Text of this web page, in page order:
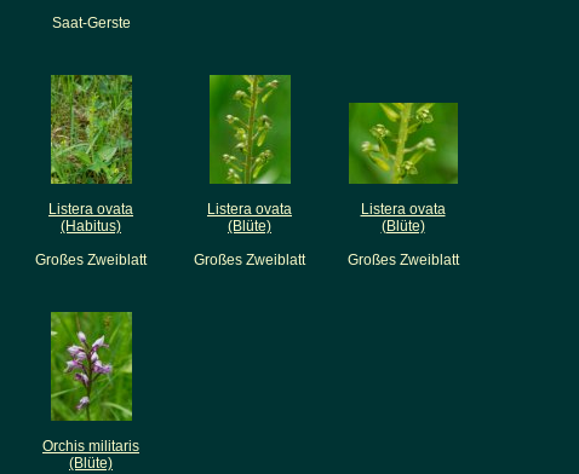
Saat-Gerste
Listera ovata
(Habitus)
Großes Zweiblatt
Listera ovata
(Blüte)
Großes Zweiblatt
Listera ovata
(Blüte)
Großes Zweiblatt
Orchis militaris
(Blüte)